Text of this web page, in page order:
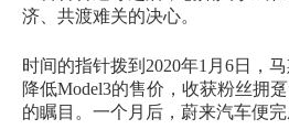
济、共渡难关的决心。
时间的指针拨到2020年1月6日，
降低Model3的售价，收获粉丝拥
的瞩目。一个月后，蔚来汽车便